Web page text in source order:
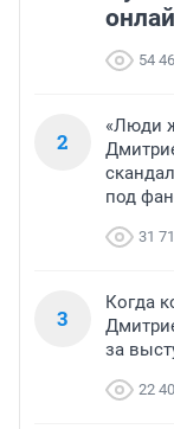
54
2
«Люди
под
31
3
Когда
за
22